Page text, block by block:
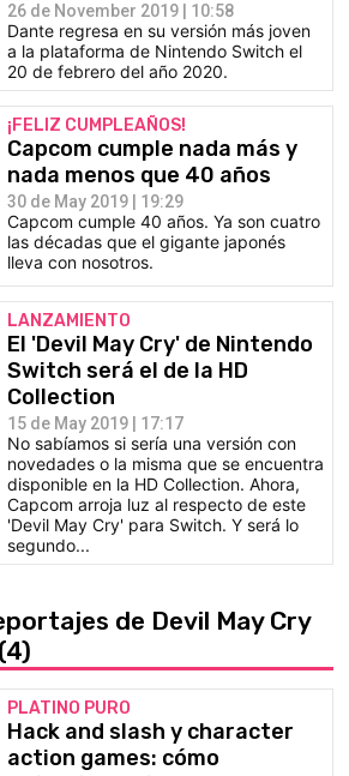
26 de November 2019 | 10:58
Dante regresa en su versión más joven
a la plataforma de Nintendo Switch el
20 de febrero del año 2020.
¡FELIZ CUMPLEAÑOS!
Capcom cumple nada más y
nada menos que 40 años
30 de May 2019 | 19:29
Capcom cumple 40 años. Ya son cuatro
las décadas que el gigante japonés
lleva con nosotros.
LANZAMIENTO
El 'Devil May Cry' de Nintendo
Switch será el de la HD
Collection
15 de May 2019 | 17:17
No sabíamos si sería una versión con
novedades o la misma que se encuentra
disponible en la HD Collection. Ahora,
Capcom arroja luz al respecto de este
'Devil May Cry' para Switch. Y será lo
segundo...
de Devil May Cry
(4)
PLATINO PURO
Hack and slash y character
action games: cómo